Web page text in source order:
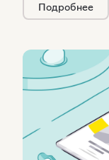
Подробнее